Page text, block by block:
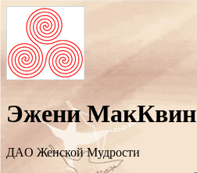
Эжени МакКвин
ДAO Женской Мудрости